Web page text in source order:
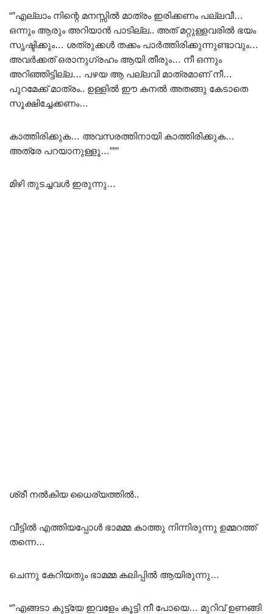
“”എല്ലാം നിന്റെ മനസ്സിൽ മാത്രം ഇരിക്കണം പല്ലവീ…
ഒന്നും ആരും അറിയാൻ പാടില്ല.. അത് മറ്റുള്ളവരിൽ ഭയം
സൃഷ്ടിക്കും… ശത്രുക്കൾ തക്കം പാർത്തിരിക്കുന്നുണ്ടാവും…
അവർക്കത് ഒരാനുഗ്രഹം ആയി തീരും… നീ ഒന്നും
അറിഞ്ഞിട്ടില്ല… പഴയ ആ പല്ലവി മാത്രമാണ് നീ…
പുറമേക്ക് മാത്രം.. ഉള്ളിൽ ഈ കനൽ അതങ്ങു കേടാതെ
സൂക്ഷിച്ചേക്കണം…
കാത്തിരിക്കുക… അവസരത്തിനായി കാത്തിരിക്കുക…
അത്രേ പറയാനുള്ളൂ…”””
മിഴി തുടച്ചവൾ ഇരുന്നു…
ശ്രീ നൽകിയ ധൈര്യത്തിൽ..
വീട്ടിൽ എത്തിയപ്പോൾ ഭാമമ്മ കാത്തു നിന്നിരുന്നു ഉമ്മറത്ത്
തന്നെ…
ചെന്നു കേറിയതും ഭാമമ്മ കലിപ്പിൽ ആയിരുന്നു…
“”എങ്ങടാ കുട്ട്യേ ഇവളേം കൂട്ടി നീ പോയെ… മുറിവ് ഉണങ്ങി